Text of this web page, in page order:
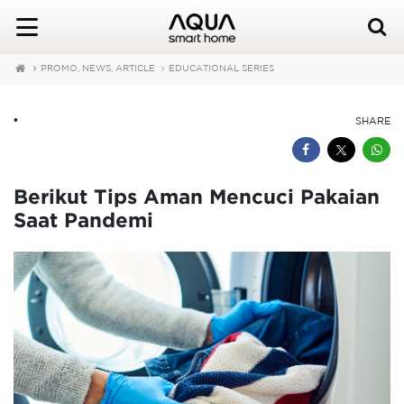
PROMO, NEWS, ARTICLE EDUCATIONAL SERIES
SHARE
•
Berikut Tips Aman Mencuci Pakaian
Saat Pandemi